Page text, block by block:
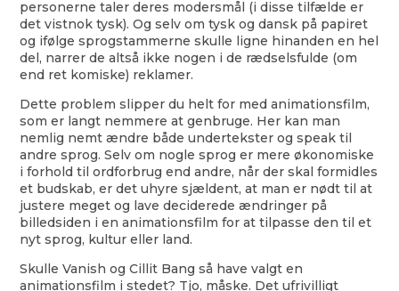
personerne taler deres modersmål (i disse tilfælde er
det vistnok tysk). Og selv om tysk og dansk på papiret
og ifølge sprogstammerne skulle ligne hinanden en hel
del, narrer de altså ikke nogen i de rædselsfulde (om
end ret komiske) reklamer.
Dette problem slipper du helt for med animationsfilm,
som er langt nemmere at genbruge. Her kan man
nemlig nemt ændre både undertekster og speak til
andre sprog. Selv om nogle sprog er mere økonomiske
i forhold til ordforbrug end andre, når der skal formidles
et budskab, er det uhyre sjældent, at man er nødt til at
justere meget og lave deciderede ændringer på
billedsiden i en animationsfilm for at tilpasse den til et
nyt sprog, kultur eller land.
Skulle Vanish og Cillit Bang så have valgt en
animationsfilm i stedet? Tjo, måske. Det ufrivilligt